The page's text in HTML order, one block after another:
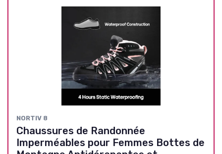
NORTIV 8
Chaussures de Randonnée
Imperméables pour Femmes Bottes de